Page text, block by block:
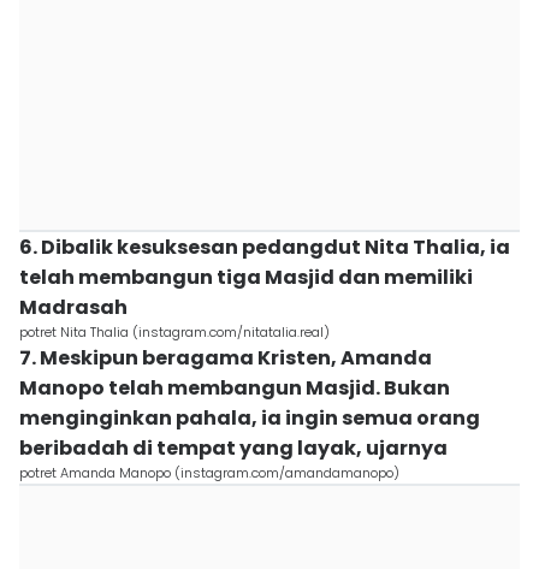
6. Dibalik kesuksesan pedangdut Nita Thalia, ia
telah membangun tiga Masjid dan memiliki
Madrasah
potret Nita Thalia (instagram.com/nitatalia.real)
7. Meskipun beragama Kristen, Amanda
Manopo telah membangun Masjid. Bukan
menginginkan pahala, ia ingin semua orang
beribadah di tempat yang layak, ujarnya
potret Amanda Manopo (instagram.com/amandamanopo)